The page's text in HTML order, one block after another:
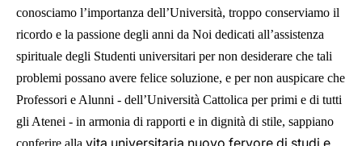
conosciamo l’importanza dell’Università, troppo conserviamo il
ricordo e la passione degli anni da Noi dedicati all’assistenza
spirituale degli Studenti universitari per non desiderare che tali
problemi possano avere felice soluzione, e per non auspicare che
Professori e Alunni - dell’Università Cattolica per primi e di tutti
gli Atenei - in armonia di rapporti e in dignità di stile, sappiano
conferire alla vita universitaria nuovo fervore di studi e